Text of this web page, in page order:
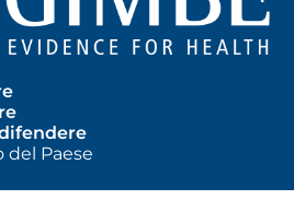
del Paese